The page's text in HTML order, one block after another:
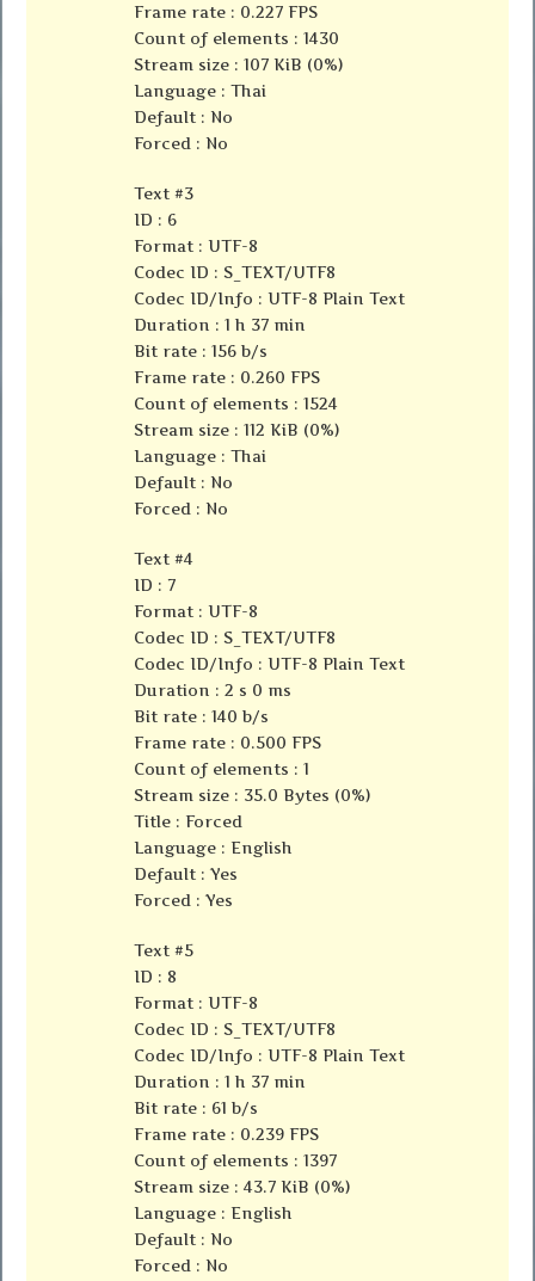
Frame rate : 0.227 FPS
Count of elements : 1430
Stream size : 107 KiB (0%)
Language : Thai
Default : No
Forced : No
Text #3
ID : 6
Format : UTF-8
Codec ID : S_TEXT/UTF8
Codec ID/Info : UTF-8 Plain Text
Duration : 1 h 37 min
Bit rate : 156 b/s
Frame rate : 0.260 FPS
Count of elements : 1524
Stream size : 112 KiB (0%)
Language : Thai
Default : No
Forced : No
Text #4
ID : 7
Format : UTF-8
Codec ID : S_TEXT/UTF8
Codec ID/Info : UTF-8 Plain Text
Duration : 2 s 0 ms
Bit rate : 140 b/s
Frame rate : 0.500 FPS
Count of elements : 1
Stream size : 35.0 Bytes (0%)
Title : Forced
Language : English
Default : Yes
Forced : Yes
Text #5
ID : 8
Format : UTF-8
Codec ID : S_TEXT/UTF8
Codec ID/Info : UTF-8 Plain Text
Duration : 1 h 37 min
Bit rate : 61 b/s
Frame rate : 0.239 FPS
Count of elements : 1397
Stream size : 43.7 KiB (0%)
Language : English
Default : No
Forced : No